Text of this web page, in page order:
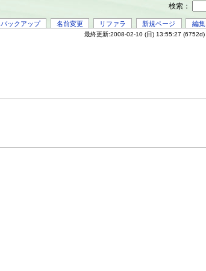
バックアップ 名前変更 リファラ 新規ページ 編集
最終更新:2008-02-10 (日) 13:55:27 (6752d)
検索：